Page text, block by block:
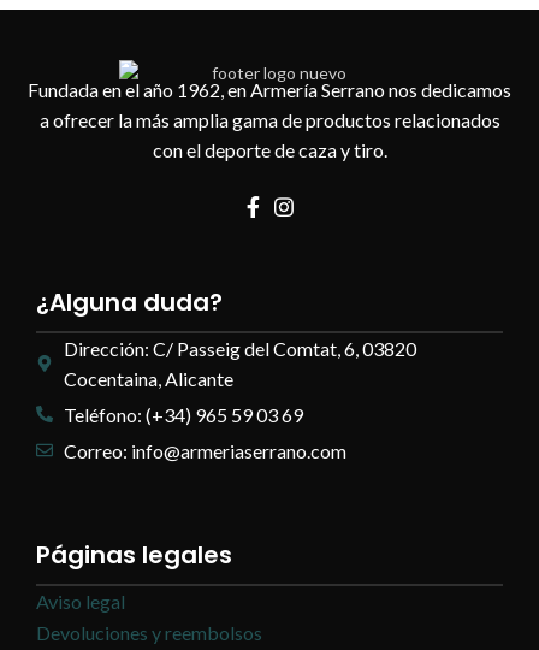
Fundada en el año 1962, en Armería Serrano nos dedicamos
a ofrecer la más amplia gama de productos relacionados
con el deporte de caza y tiro.
¿Alguna duda?
Dirección: C/ Passeig del Comtat, 6, 03820
Cocentaina, Alicante
Teléfono: (+34) 965 59 03 69
Correo: info@armeriaserrano.com
Páginas legales
Aviso legal
Devoluciones y reembolsos